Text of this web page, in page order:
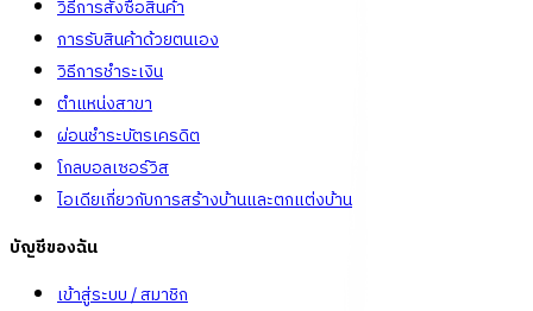
วิธีการสั่งซื้อสินค้า
การรับสินค้าด้วยตนเอง
วิธีการชำระเงิน
ตำแหน่งสาขา
ผ่อนชำระบัตรเครดิต
โกลบอลเซอร์วิส
ไอเดียเกี่ยวกับการสร้างบ้านและตกแต่งบ้าน
บัญชีของฉัน
เข้าสู่ระบบ / สมาชิก